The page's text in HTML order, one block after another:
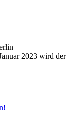
2023 wird der